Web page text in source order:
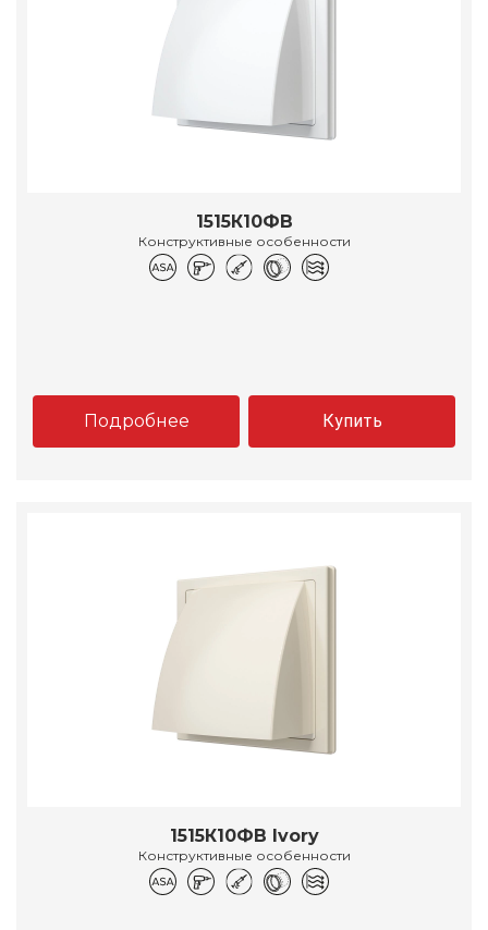
1515К10ФВ
Конструктивные особенности
Подробнее Купить
1515К10ФВ Ivory
Конструктивные особенности